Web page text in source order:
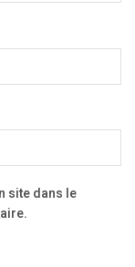
site dans le